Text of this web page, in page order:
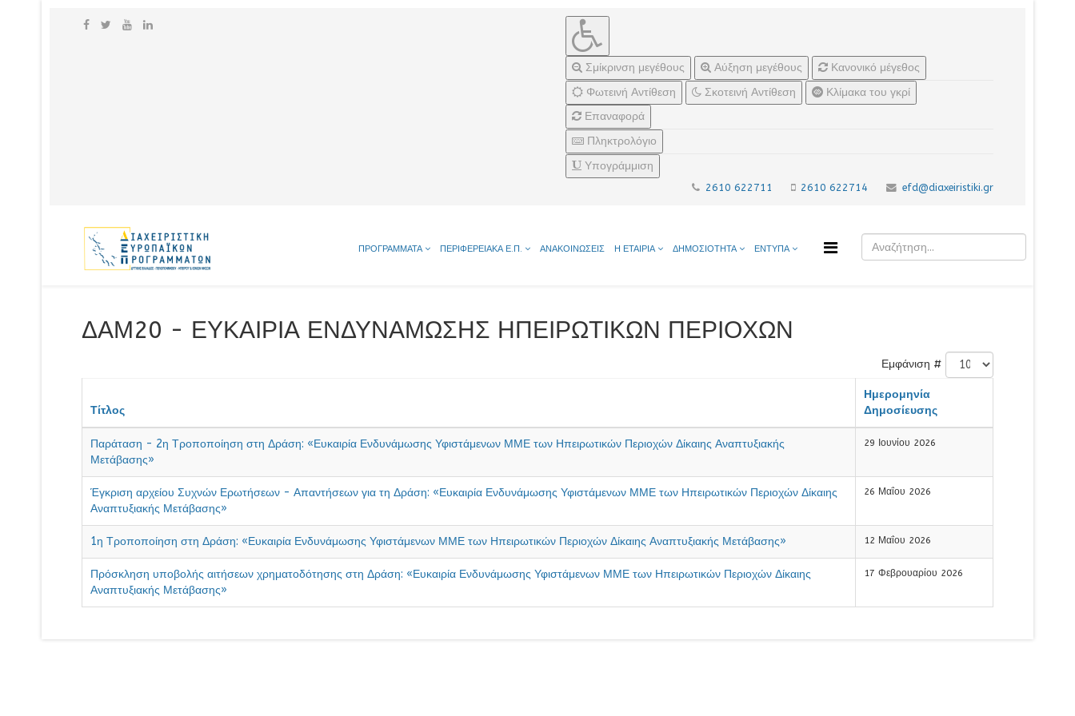
Σμίκρινση μεγέθους Αύξηση μεγέθους
Κανονικό μέγεθος
Φωτεινή Αντίθεση
Σκοτεινή Αντίθεση
Κλίμακα του γκρί
Επαναφορά
Πληκτρολόγιο
Υπογράμμιση
2610 622711 2610 622714 efd@diaxeiristiki.gr
ΠΡΟΓΡΑΜΜΑΤΑ ΠΕΡΙΦΕΡΕΙΑΚΑ Ε.Π. ΑΝΑΚΟΙΝΩΣΕΙΣ Η ΕΤΑΙΡΙΑ ΔΗΜΟΣΙΟΤΗΤΑ ΕΝΤΥΠΑ
ΔΑΜ20 - ΕΥΚΑΙΡΙΑ ΕΝΔΥΝΑΜΩΣΗΣ ΗΠΕΙΡΩΤΙΚΩΝ ΠΕΡΙΟΧΩΝ
Εμφάνιση #
Τίτλος
Ημερομηνία
Δημοσίευσης
Παράταση - 2η Τροποποίηση στη Δράση: «Ευκαιρία Ενδυνάμωσης Υφιστάμενων ΜΜΕ των Ηπειρωτικών Περιοχών Δίκαιης Αναπτυξιακής
Μετάβασης»
29 Ιουνίου 2026
Έγκριση αρχείου Συχνών Ερωτήσεων - Απαντήσεων για τη Δράση: «Ευκαιρία Ενδυνάμωσης Υφιστάμενων ΜΜΕ των Ηπειρωτικών Περιοχών Δίκαιης
Αναπτυξιακής Μετάβασης»
26 Μαΐου 2026
1η Τροποποίηση στη Δράση: «Ευκαιρία Ενδυνάμωσης Υφιστάμενων ΜΜΕ των Ηπειρωτικών Περιοχών Δίκαιης Αναπτυξιακής Μετάβασης» 12 Μαΐου 2026
Πρόσκληση υποβολής αιτήσεων χρηματοδότησης στη Δράση: «Ευκαιρία Ενδυνάμωσης Υφιστάμενων ΜΜΕ των Ηπειρωτικών Περιοχών Δίκαιης
Αναπτυξιακής Μετάβασης»
17 Φεβρουαρίου 2026